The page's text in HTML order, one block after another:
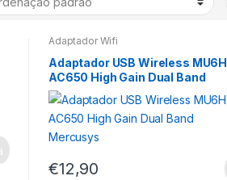
Adaptador Wifi
Adaptador USB Wireless MU6H
AC650 High Gain Dual Band
Mercusys
€12,90